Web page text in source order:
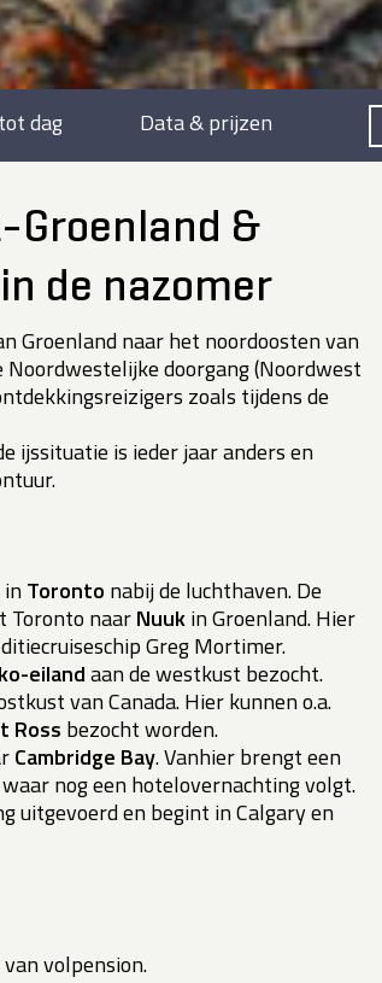
dag Data & prijzen
Groenland &
de nazomer
Groenland naar het noordoosten van
Noordwestelijke doorgang (Noordwest
zoals tijdens de
ijssituatie is ieder jaar anders en
Toronto nabij de luchthaven. De
Toronto naarNuukin Groenland. Hier
Greg Mortimer.
eilandaan de westkust bezocht.
van Canada. Hier kunnen o.a.
Ross bezocht worden.
Cambridge Bay. Vanhier brengt een
nog een hotelovernachting volgt.
uitgevoerd en begint in Calgary en
volpension.